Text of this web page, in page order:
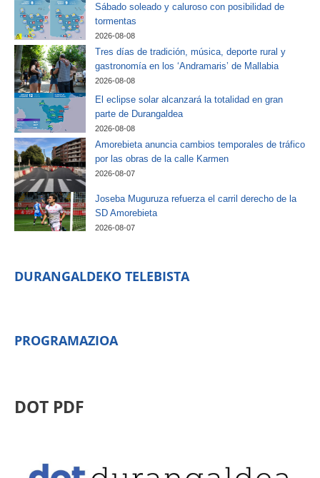
Sábado soleado y caluroso con posibilidad de
tormentas
2026-08-08
Tres días de tradición, música, deporte rural y
gastronomía en los ‘Andramaris’ de Mallabia
2026-08-08
El eclipse solar alcanzará la totalidad en gran
parte de Durangaldea
2026-08-08
Amorebieta anuncia cambios temporales de tráfico
por las obras de la calle Karmen
2026-08-07
Joseba Muguruza refuerza el carril derecho de la
SD Amorebieta
2026-08-07
DURANGALDEKO TELEBISTA
PROGRAMAZIOA
DOT PDF